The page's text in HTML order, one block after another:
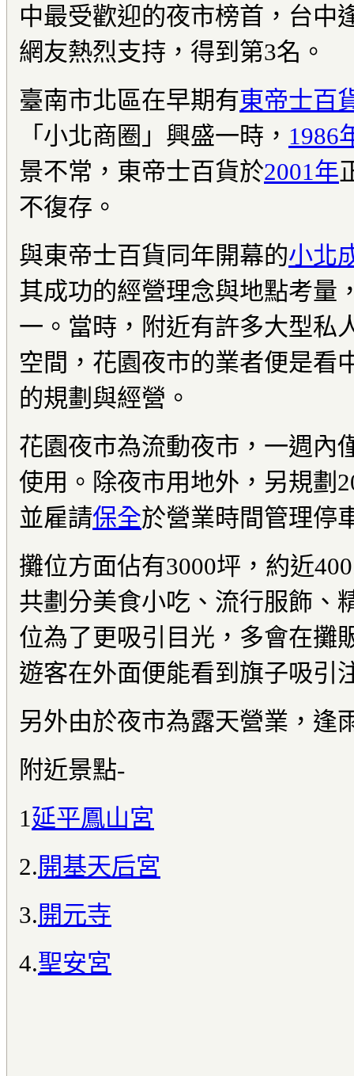
中最受歡迎的夜市榜首，台中
網友熱烈支持，得到第3名。
臺南市北區在早期有東帝士百
「小北商圈」興盛一時， 1986
景不常，東帝士百貨於2001年
不復存。
與東帝士百貨同年開幕的小北
其成功的經營理念與地點考量
一。當時，附近有許多大型私
空間，花園夜市的業者便是看
的規劃與經營。
花園夜市為流動夜市，一週內
使用。除夜市用地外，另規劃
並雇請保全於營業時間管理停
攤位方面佔有3000坪，約近
共劃分美食小吃、流行服飾、
位為了更吸引目光，多會在攤
遊客在外面便能看到旗子吸引
另外由於夜市為露天營業，逢
附近景點-
1延平鳳山宮
2. 開基天后宮
3. 開元寺
4.聖安宮